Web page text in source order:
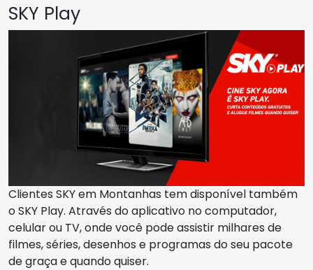
SKY Play
Clientes SKY em Montanhas tem disponível também
o SKY Play. Através do aplicativo no computador,
celular ou TV, onde você pode assistir milhares de
filmes, séries, desenhos e programas do seu pacote
de graça e quando quiser.